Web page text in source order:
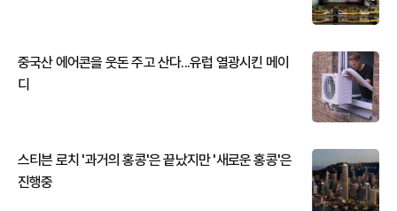
중국산 에어콘을 웃돈 주고 산다...유럽 열광시킨 메이
디
스티븐 로치 '과거의 홍콩'은 끝났지만 '새로운 홍콩'은
진행중